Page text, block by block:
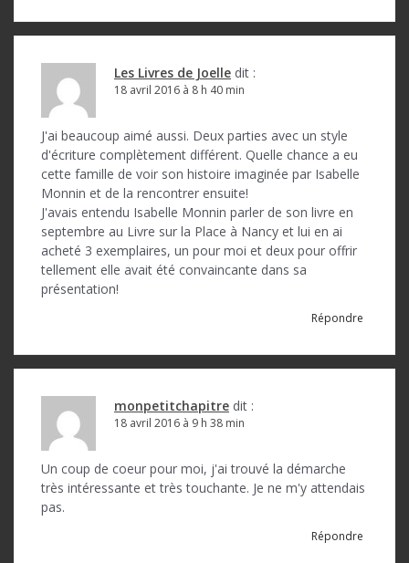
e
Les Livres de Joelle dit :
18 avril 2016 à 8 h 40 min
J'ai beaucoup aimé aussi. Deux parties avec un style
d'écriture complètement différent. Quelle chance a eu
cette famille de voir son histoire imaginée par Isabelle
Monnin et de la rencontrer ensuite!
J'avais entendu Isabelle Monnin parler de son livre en
septembre au Livre sur la Place à Nancy et lui en ai
acheté 3 exemplaires, un pour moi et deux pour offrir
tellement elle avait été convaincante dans sa
présentation!
Répondre
monpetitchapitre dit :
18 avril 2016 à 9 h 38 min
Un coup de coeur pour moi, j'ai trouvé la démarche
très intéressante et très touchante. Je ne m'y attendais
pas.
Répondre